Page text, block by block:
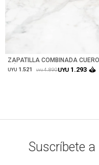
ZAPATILLA COMBINADA
NÁCAR
UYU 1.521 UYU 4.890UYU 1.293
Suscríbete